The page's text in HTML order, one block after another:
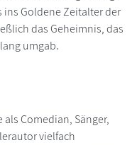
ins Goldene Zeitalter der
das Geheimnis, das
umgab.
Comedian, Sänger,
vielfach